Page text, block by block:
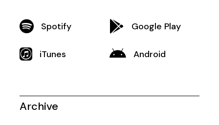
Spotify Google Play
iTunes Android
Archive